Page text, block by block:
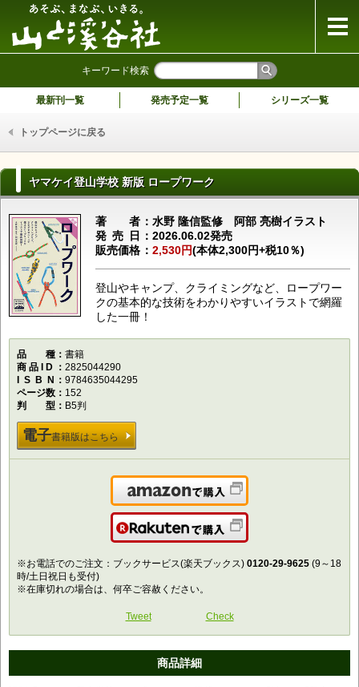
キーワード検索
最新刊一覧 発売予定一覧 シリーズ一覧
トップページに戻る
ヤマケイ登山学校 新版 ロープワーク
著者水野 隆信監修 阿部 亮樹イラスト
発売日 2026.06.02発売
販売価格
2,530円(本体2,300円+税10％)
登山やキャンプ、クライミングなど、ロープワー
クの基本的な技術をわかりやすいイラストで網羅
した一冊！
品種書籍
商品ID
2825044290
ISBN
9784635044295
ページ数
152
判型B5判
電子書籍版はこちら
Amazonで購入
楽天で購入
※お電話でのご注文：ブックサービス(楽天ブックス) 0120-29-9625 (9～18
時/土日祝日も受付)
※在庫切れの場合は、何卒ご容赦ください。
Tweet Check
商品詳細